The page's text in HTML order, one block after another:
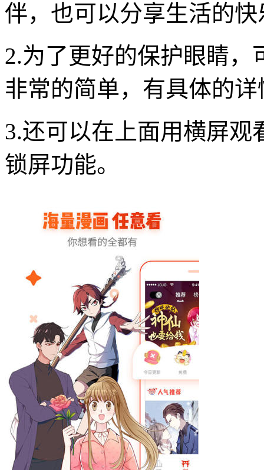
伴，也可以分享生活的快
2.为了更好的保护眼睛
非常的简单，有具体的
3.还可以在上面用横屏
锁屏功能。